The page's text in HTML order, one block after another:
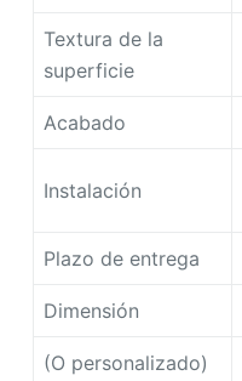
Textura de la
superficie
Acabado
Instalación
Plazo de entrega
Dimensión
(O personalizado)